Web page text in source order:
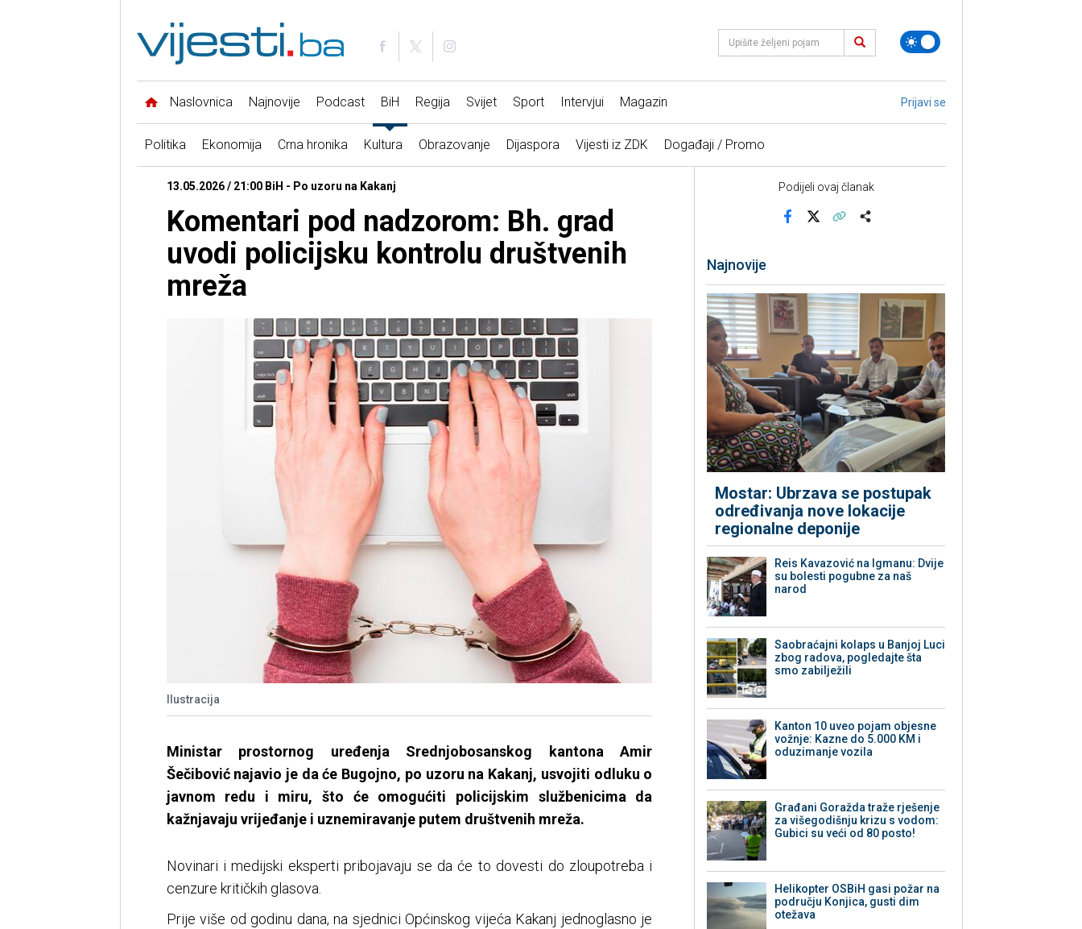
Naslovnica Najnovije Podcast BiH Regija Svijet Sport Intervjui Magazin Prijavi se
Politika Ekonomija Crna hronika Kultura Obrazovanje Dijaspora Vijesti iz ZDK Događaji / Promo
13.05.2026 / 21:00 BiH - Po uzoru na Kakanj
Komentari pod nadzorom: Bh. grad
uvodi policijsku kontrolu društvenih
mreža
Ilustracija
Ministar prostornog uređenja Srednjobosanskog kantona Amir
Šečibović najavio je da će Bugojno, po uzoru na Kakanj, usvojiti odluku o
javnom redu i miru, što će omogućiti policijskim službenicima da
kažnjavaju vrijeđanje i uznemiravanje putem društvenih mreža.
Novinari i medijski eksperti pribojavaju se da će to dovesti do zloupotreba i
cenzure kritičkih glasova.
Prije više od godinu dana, na sjednici Općinskog vijeća Kakanj jednoglasno je
Podijeli ovaj članak
Najnovije
Mostar: Ubrzava se postupak
određivanja nove lokacije
regionalne deponije
Reis Kavazović na Igmanu: Dvije
su bolesti pogubne za naš
narod
Saobraćajni kolaps u Banjoj Luci
zbog radova, pogledajte šta
smo zabilježili
Kanton 10 uveo pojam objesne
vožnje: Kazne do 5.000 KM i
oduzimanje vozila
Građani Goražda traže rješenje
za višegodišnju krizu s vodom:
Gubici su veći od 80 posto!
Helikopter OSBiH gasi požar na
području Konjica, gusti dim
otežava